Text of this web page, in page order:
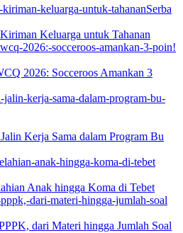
Serba
Keluarga untuk Tahanan
2026: Socceroos Amankan 3
Kerja Sama dalam Program Bu
Anak hingga Koma di Tebet
dari Materi hingga Jumlah Soal